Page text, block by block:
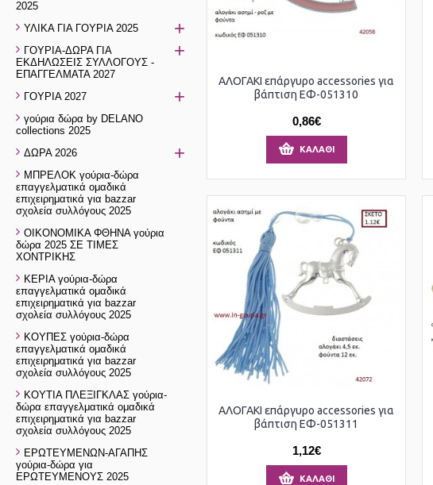
2025
ΥΛΙΚΑ ΓΙΑ ΓΟΥΡΙΑ 2025 +
ΓΟΥΡΙΑ-ΔΩΡΑ ΓΙΑ
ΕΚΔΗΛΩΣΕΙΣ ΣΥΛΛΟΓΟΥΣ -
ΕΠΑΓΓΕΛΜΑΤΑ 2027
+
ΓΟΥΡΙΑ 2027 +
γούρια δώρα by DELANO
collections 2025
ΔΩΡΑ 2026
+
ΜΠΡΕΛΟΚ γούρια-δώρα
επαγγελματικά ομαδικά
επιχειρηματικά για bazzar
σχολεία συλλόγους 2025
ΟΙΚΟΝΟΜΙΚΑ ΦΘΗΝΑ γούρια
δώρα 2025 ΣΕ ΤΙΜΕΣ
ΧΟΝΤΡΙΚΗΣ
ΚΕΡΙΑ γούρια-δώρα
επαγγελματικά ομαδικά
επιχειρηματικά για bazzar
σχολεία συλλόγους 2025
ΚΟΥΠΕΣ γούρια-δώρα
επαγγελματικά ομαδικά
επιχειρηματικά για bazzar
σχολεία συλλόγους 2025
ΚΟΥΤΙΑ ΠΛΕΞΙΓΚΛΑΣ γούρια-
δώρα επαγγελματικά ομαδικά
επιχειρηματικά για bazzar
σχολεία συλλόγους 2025
ΕΡΩΤΕΥΜΕΝΩΝ-ΑΓΑΠΗΣ
γούρια-δώρα για
ΕΡΩΤΕΥΜΕΝΟΥΣ 2025
ΑΛΟΓΑΚΙ επάργυρο accessories για
βάπτιση ΕΦ-051310
0,86€
ΚΑΛΆΘΙ
ΑΛΟΓΑΚΙ επάργυρο accessories για
βάπτιση ΕΦ-051311
1,12€
ΚΑΛΆΘΙ